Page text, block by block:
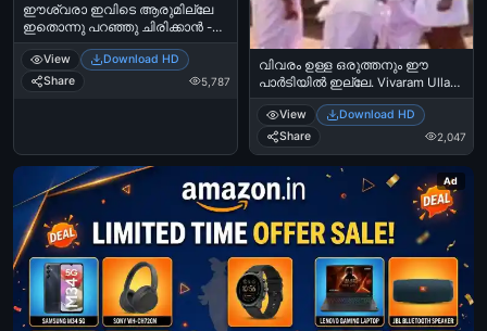
ഈശ്വരാ ഇവിടെ ആരുമില്ലേ
ഇതൊന്നു പറഞ്ഞു ചിരിക്കാന്‍ -
സലിം കുമാര്‍ - തെങ്കാശിപ്പട്ടണം -
Eeshwara Ivide Aarumille Ithonnu
Paranju Chirikkan - Salim Kumar in
Thenkashippattanam
View
Download HD
Share
5,787
വിവരം ഉള്ള ഒരുത്തനും ഈ
പാര്‍ടിയില്‍ ഇല്ലേ. Vivaram Ulla
Oruthanum Ee Partyil Ille..
Mamukkoya
View
Download HD
Share
2,047
Ad